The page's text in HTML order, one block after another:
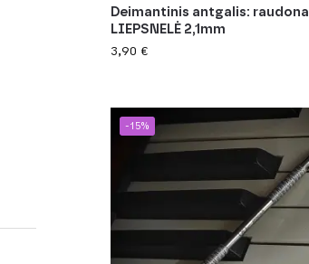
Deimantinis antgalis: raudona
LIEPSNELĖ 2,1mm
3,90 €
-15%